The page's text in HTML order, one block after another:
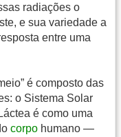
radiações o
e sua variedade a
entre uma
é composto das
o Sistema Solar
é como uma
corpo humano —